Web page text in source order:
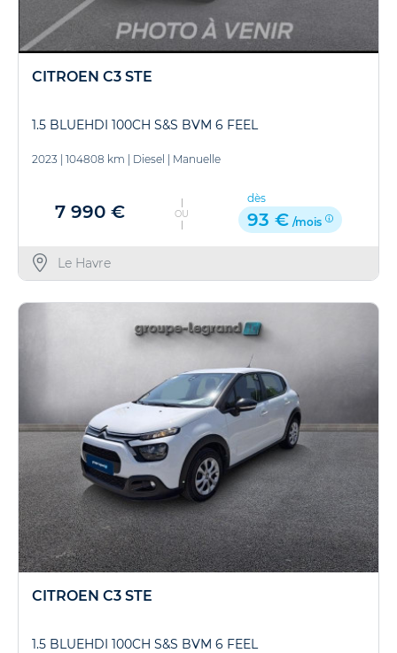
CITROEN C3 STE
1.5 BLUEHDI 100CH S&S BVM 6 FEEL
2023 104808 km Diesel Manuelle
7 990 € OU
dès
93 € /mois
Le Havre
CITROEN C3 STE
1.5 BLUEHDI 100CH S&S BVM 6 FEEL